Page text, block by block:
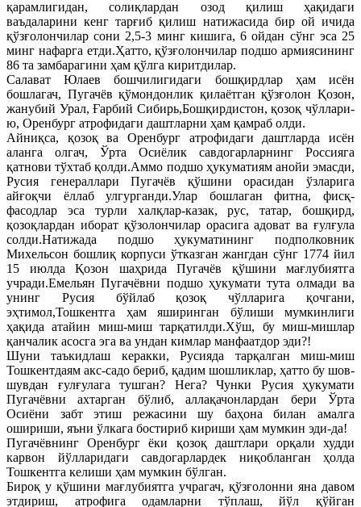
қарамлигидан, солиқлардан озод қилиш ҳақидаги
ваъдаларини кенг тарғиб қилиш натижасида бир ой ичида
қўзғолончилар сони 2,5-3 минг кишига, 6 ойдан сўнг эса 25
минг нафарга етди.Ҳатто, қўзғолончилар подшо армиясининг
86 та замбарагини ҳам қўлга киритдилар.
Салават Юлаев бошчилигидаги бошқирдлар ҳам исён
бошлагач, Пугачёв қўмондонлик қилаётган қўзғолон Қозон,
жанубий Урал, Ғарбий Сибирь,Бошқирдистон, қозоқ чўллари-
ю, Оренбург атрофидаги даштларни ҳам қамраб олди.
Айниқса, қозоқ ва Оренбург атрофидаги даштларда исён
аланга олгач, Ўрта Осиёлик савдогарларнинг Россияга
қатнови тўхтаб қолди.Аммо подшо ҳукуматиям анойи эмасди,
Русия генераллари Пугачёв қўшини орасидан ўзларига
айғоқчи ёллаб улгурганди.Улар бошлаган фитна, фисқ-
фасодлар эса турли халқлар-казак, рус, татар, бошқирд,
қозоқлардан иборат қўзолончилар орасига адоват ва ғулғула
солди.Натижада подшо ҳукуматининг подполковник
Михельсон бошлиқ корпуси ўтказган жангдан сўнг 1774 йил
15 июлда Қозон шаҳрида Пугачёв қўшини мағлубиятга
учради.Емельян Пугачёвни подшо ҳукумати тута олмади ва
унинг Русия бўйлаб қозоқ чўлларига қочгани,
эҳтимол,Тошкентга ҳам яширинган бўлиши мумкинлиги
ҳақида атайин миш-миш тарқатилди.Хўш, бу миш-мишлар
қанчалик асосга эга ва ундан кимлар манфаатдор эди?!
Шуни таъкидлаш керакки, Русияда тарқалган миш-миш
Тошкентдаям акс-садо бериб, қадим шошликлар, ҳатто бу шов-
шувдан ғулғулага тушган? Нега? Чунки Русия ҳукумати
Пугачёвни ахтарган бўлиб, аллақачонлардан бери Ўрта
Осиёни забт этиш режасини шу баҳона билан амалга
ошириши, яъни ўлкага бостириб кириши ҳам мумкин эди-да!
Пугачёвнинг Оренбург ёки қозоқ даштлари орқали худди
карвон йўлларидаги савдогарлардек ниқобланган ҳолда
Тошкентга келиши ҳам мумкин бўлган.
Бироқ у қўшини мағлубиятга учрагач, қўзғолонни яна давом
этдириш, атрофига одамларни тўплаш, йўл қўйган